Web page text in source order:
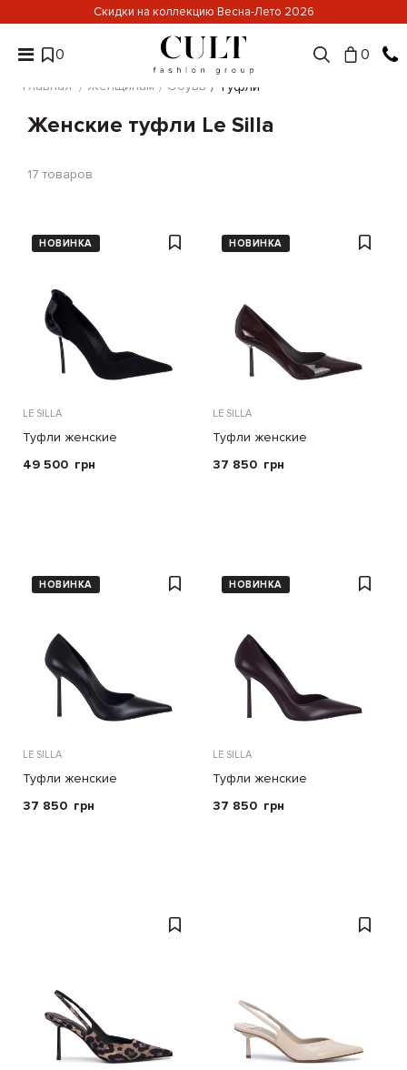
Скидки на коллекцию Весна-Лето 2026
0 0
Главная Женщинам Обувь Туфли
Женские туфли Le Silla
17 товаров
НОВИНКА
LE SILLA
Туфли женские
49 500 грн
НОВИНКА
LE SILLA
Туфли женские
37 850 грн
НОВИНКА
LE SILLA
Туфли женские
37 850 грн
НОВИНКА
LE SILLA
Туфли женские
37 850 грн